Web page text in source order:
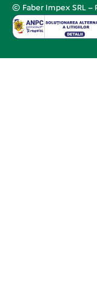
© Faber Impex SRL –